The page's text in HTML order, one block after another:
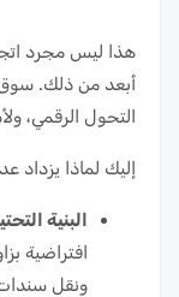
هذا ليس مجرد
أبعد من ذلك.
التحول الرقمي،
إليك لماذا
البنية
ونقل سندات